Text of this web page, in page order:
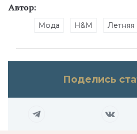
Автор:
Мода H&M Летняя
Поделись